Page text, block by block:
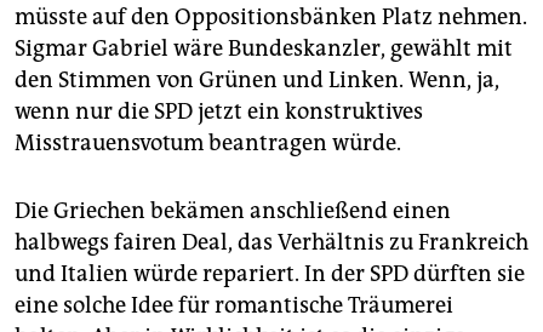
müsste auf den Oppositionsbänken Platz nehmen.
Sigmar Gabriel wäre Bundeskanzler, gewählt mit
den Stimmen von Grünen und Linken. Wenn, ja,
wenn nur die SPD jetzt ein konstruktives
Misstrauensvotum beantragen würde.
Die Griechen bekämen anschließend einen
halbwegs fairen Deal, das Verhältnis zu Frankreich
und Italien würde repariert. In der SPD dürften sie
eine solche Idee für romantische Träumerei